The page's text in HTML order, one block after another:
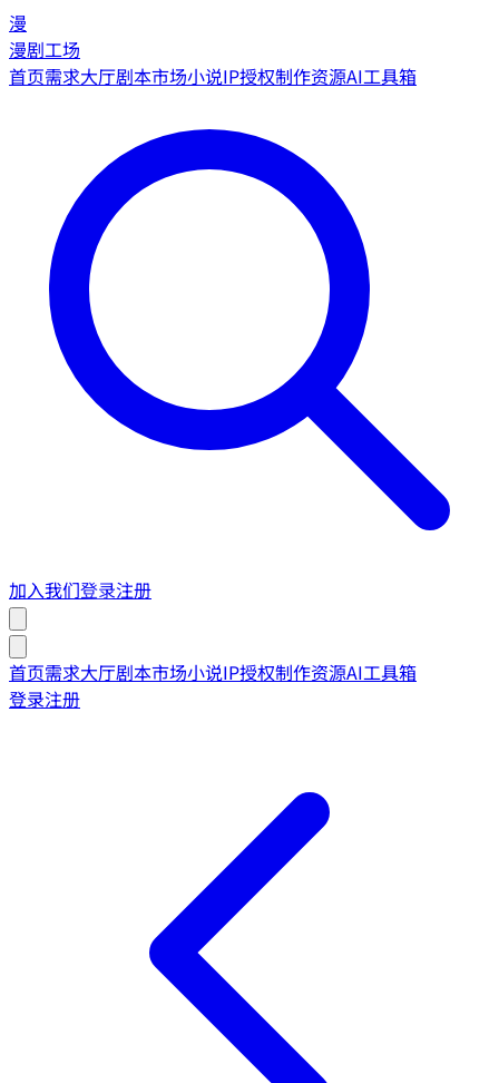
漫
漫剧工场
首页需求大厅剧本市场小说IP授权制作资源AI工具箱
加入我们登录注册
首页需求大厅剧本市场小说IP授权制作资源AI工具箱
登录注册